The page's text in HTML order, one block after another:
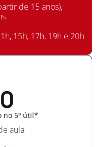
de 15 anos),
15h, 17h, 19h e 20h
no 5º útil*
aula